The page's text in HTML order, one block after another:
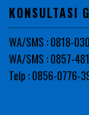
KONSULTASI
WA/SMS : 0818-
WA/SMS : 0857-
Telp : 0856-0776-